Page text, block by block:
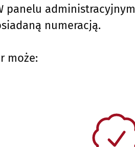
panelu
numeracją.
może: